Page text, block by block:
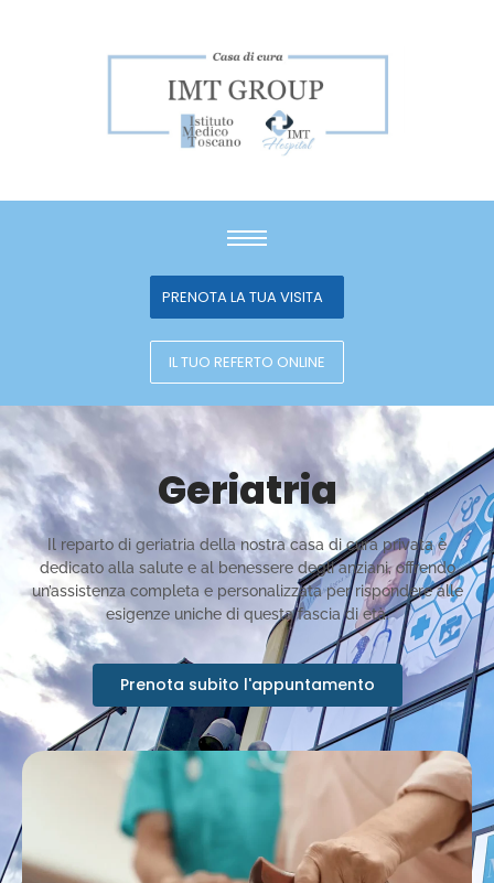
PRENOTA LA TUA VISITA
IL TUO REFERTO ONLINE
Geriatria
Il reparto di geriatria della nostra casa di cura privata è
dedicato alla salute e al benessere degli anziani, offrendo
un’assistenza completa e personalizzata per rispondere alle
esigenze uniche di questa fascia di età.
Prenota subito l'appuntamento